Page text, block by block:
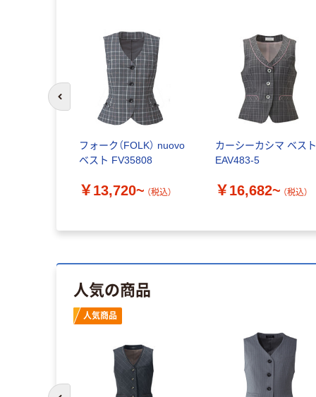
フォーク（FOLK） nuovo
ベスト FV35808
￥13,720~ （税込）
カーシーカシマ ベスト
EAV483-5
￥16,682~ （税込）
前のスライドへ
人気の商品
人気商品